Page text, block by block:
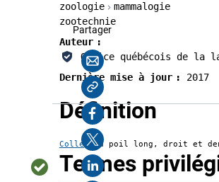
zoologie
mammalogie
zootechnie
Auteur
Office québécois de la
Dernière mise à jour
2017
Partagercette page
Courriel
Copier l'adresse
Facebook
X
LinkedIn
Définition:
Colleyau poil long, droit et
Termes